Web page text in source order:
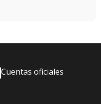
Cuentas oficiales